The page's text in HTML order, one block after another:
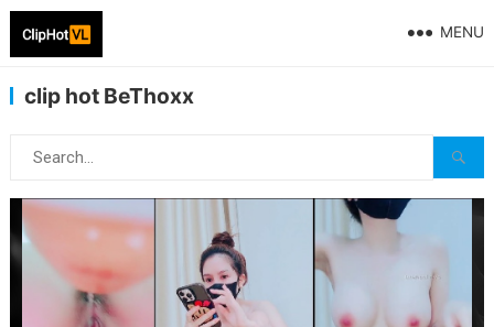
MENU
clip hot BeThoxx